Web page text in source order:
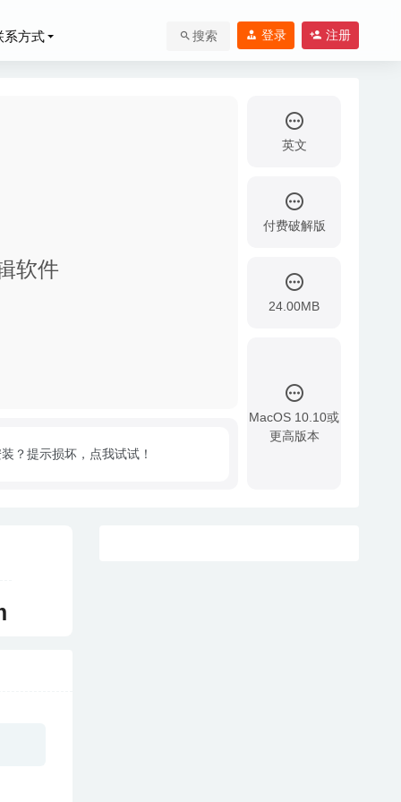
方式 搜索 登录 注册
软件
英文
付费破解版
24.00MB
MacOS 10.10或
更高版本
？提示损坏，点我试试！